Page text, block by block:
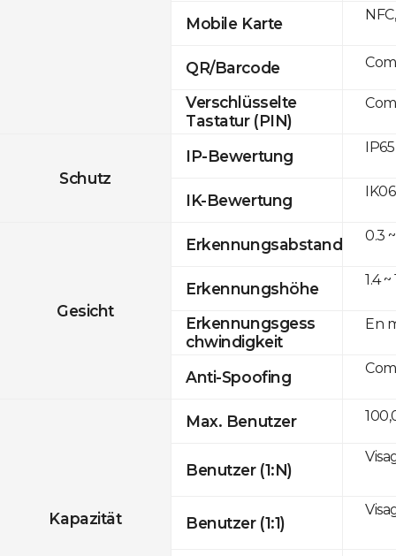
Mobile Karte
QR/Barcode
Verschlüsselte
Tastatur (PIN)
Schutz
IP-Bewertung
IK-Bewertung
Gesicht
Erkennungsabstand
Erkennungshöhe
Erkennungsgess
chwindigkeit
Anti-Spoofing
Kapazität
Max. Benutzer
Benutzer (1:N)
Benutzer (1:1)
IP65
IK06
0.3
1.4 ~
En